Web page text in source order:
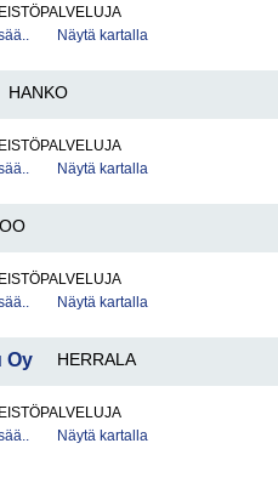
Näytä kartalla
HANKO
Näytä kartalla
Näytä kartalla
Oy HERRALA
Näytä kartalla